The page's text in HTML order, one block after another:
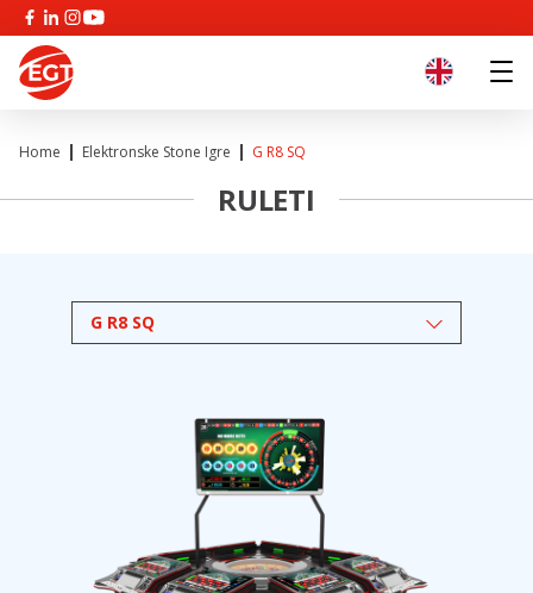
Home Elektronske Stone Igre G R8 SQ
RULETI
G R8 SQ